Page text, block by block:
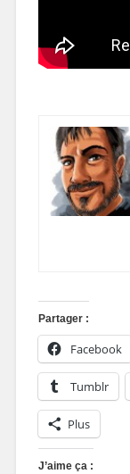
Partager :
Facebook
Tumblr
Plus
J’aime ça :